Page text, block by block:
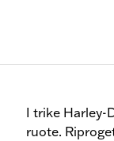
I trike Harley-
ruote.